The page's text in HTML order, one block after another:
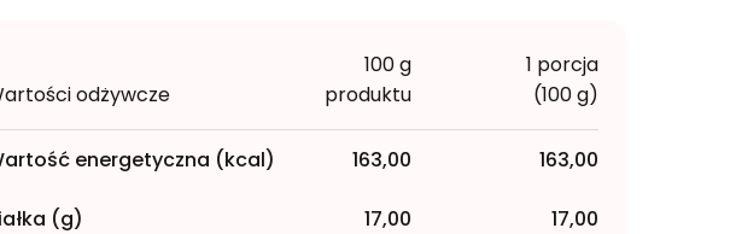
odżywcze
100 g
produktu
1 porcja
(100 g)
energetyczna (kcal) 163,00 163,00
(g) 17,00
17,00